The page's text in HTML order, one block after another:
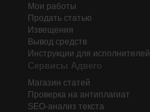
Мои работы
Продать статью
Извещения
Вывод средств
Инструкции для исполнителей
Сервисы Адвего
Магазин статей
Проверка на антиплагиат
SEO-анализ текста